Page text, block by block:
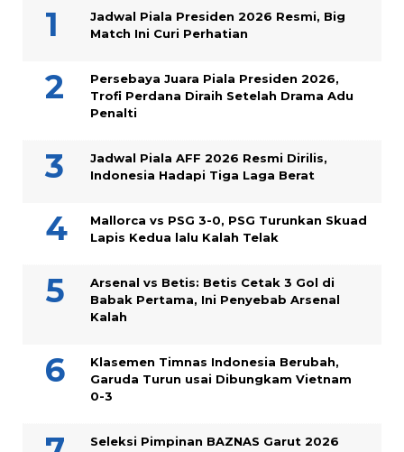
Jadwal Piala Presiden 2026 Resmi, Big
Match Ini Curi Perhatian
Persebaya Juara Piala Presiden 2026,
Trofi Perdana Diraih Setelah Drama Adu
Penalti
Jadwal Piala AFF 2026 Resmi Dirilis,
Indonesia Hadapi Tiga Laga Berat
Mallorca vs PSG 3-0, PSG Turunkan Skuad
Lapis Kedua lalu Kalah Telak
Arsenal vs Betis: Betis Cetak 3 Gol di
Babak Pertama, Ini Penyebab Arsenal
Kalah
Klasemen Timnas Indonesia Berubah,
Garuda Turun usai Dibungkam Vietnam
0-3
Seleksi Pimpinan BAZNAS Garut 2026